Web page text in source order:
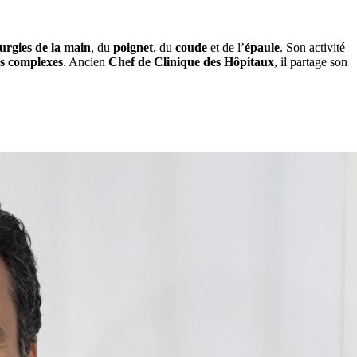
de la main, du poignet, du coude et de l’épaule. Son activité
complexes. Ancien Chef de Clinique des Hôpitaux, il partage son